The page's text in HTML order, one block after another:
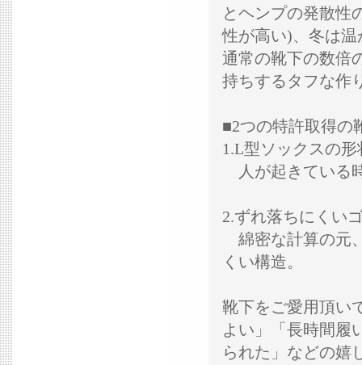
とヘンプの発散性
性が高い)、冬は
通常の靴下の数倍
持ちするタフな作
■2つの特許取得の
1.L型ソックスの形
人が起きている
2.ずれ落ちにくい
綿密な計算の元
くい構造。
靴下をご愛用頂い
よい」「長時間履
られた」などの嬉